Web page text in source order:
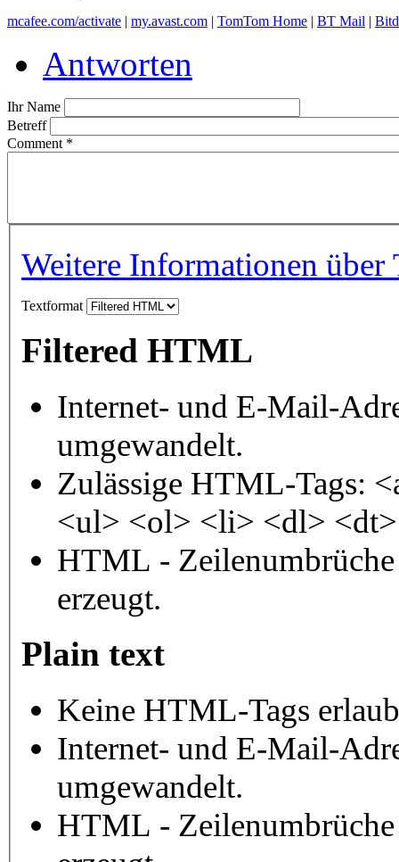
mcafee.com/activate | my.avast.com | TomTom Home | BT Mail |
Antworten
Ihr Name
Betreff
Comment *
Weitere Informationen über
Textformat
Filtered HTML
Internet- und E-Mail-
umgewandelt.
Zulässige HTML-Tags:
<ul> <ol> <li> <dl>
HTML - Zeilenumbrüche
erzeugt.
Plain text
Keine HTML-Tags
Internet- und E-Mail-
umgewandelt.
HTML - Zeilenumbrüche